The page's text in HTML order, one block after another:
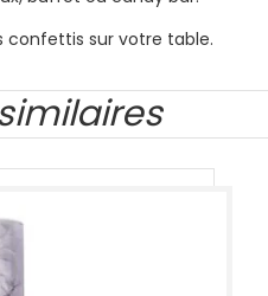
confettis sur votre table.